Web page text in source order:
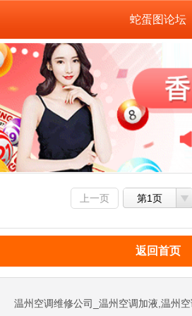
蛇蛋图论坛
上一页 第1页
返回首页
温州空调维修公司_温州空调加液,温州